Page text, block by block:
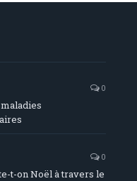
0
0
t-on Noël à travers le